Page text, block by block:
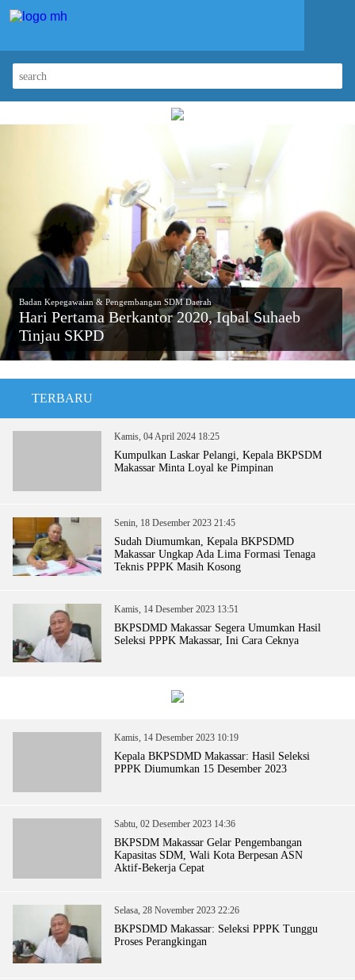
Badan Kepegawaian & Pengembangan SDM Daerah
Hari Pertama Berkantor 2020, Iqbal Suhaeb
Tinjau SKPD
TERBARU
Kamis, 04 April 2024 18:25
Kumpulkan Laskar Pelangi, Kepala BKPSDM
Makassar Minta Loyal ke Pimpinan
Senin, 18 Desember 2023 21:45
Sudah Diumumkan, Kepala BKPSDMD
Makassar Ungkap Ada Lima Formasi Tenaga
Teknis PPPK Masih Kosong
Kamis, 14 Desember 2023 13:51
BKPSDMD Makassar Segera Umumkan Hasil
Seleksi PPPK Makassar, Ini Cara Ceknya
Kamis, 14 Desember 2023 10:19
Kepala BKPSDMD Makassar: Hasil Seleksi
PPPK Diumumkan 15 Desember 2023
Sabtu, 02 Desember 2023 14:36
BKPSDM Makassar Gelar Pengembangan
Kapasitas SDM, Wali Kota Berpesan ASN
Aktif-Bekerja Cepat
Selasa, 28 November 2023 22:26
BKPSDMD Makassar: Seleksi PPPK Tunggu
Proses Perangkingan